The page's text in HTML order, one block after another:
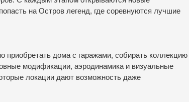
на Остров легенд, где соревнуются лучшие
приобретать дома с гаражами, собирать коллекцию
модификации, аэродинамика и визуальные
локации дают возможность даже